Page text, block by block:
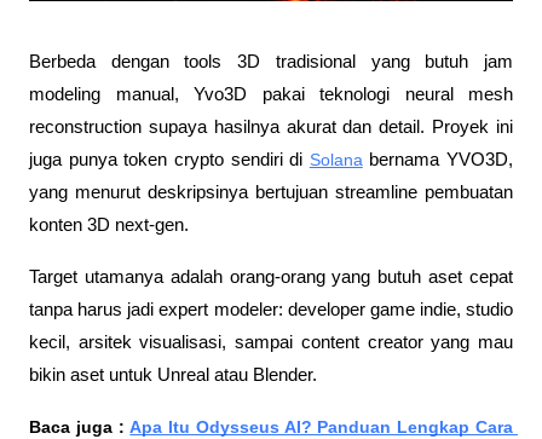
Berbeda dengan tools 3D tradisional yang butuh jam
modeling manual, Yvo3D pakai teknologi neural mesh
reconstruction supaya hasilnya akurat dan detail. Proyek ini
juga punya token crypto sendiri di Solana bernama YVO3D,
yang menurut deskripsinya bertujuan streamline pembuatan
konten 3D next-gen.
Target utamanya adalah orang-orang yang butuh aset cepat
tanpa harus jadi expert modeler: developer game indie, studio
kecil, arsitek visualisasi, sampai content creator yang mau
bikin aset untuk Unreal atau Blender.
Baca juga : Apa Itu Odysseus AI? Panduan Lengkap Cara